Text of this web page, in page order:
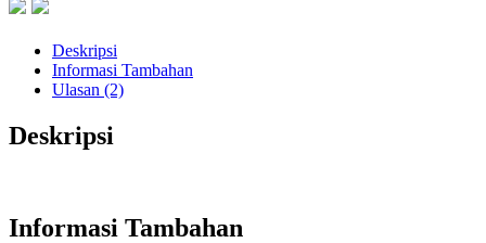
316
Boat,
Kayak
85018
Deskripsi
Informasi Tambahan
Ulasan (2)
Deskripsi
Informasi Tambahan